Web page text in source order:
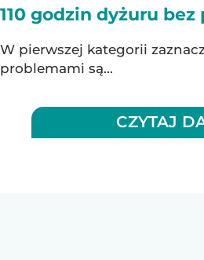
110 godzin dyżuru bez
W pierwszej kategorii
problemami są...
CZYTAJ